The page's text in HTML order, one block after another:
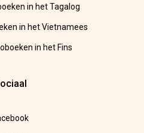
in het Tagalog
in het Vietnamees
in het Fins